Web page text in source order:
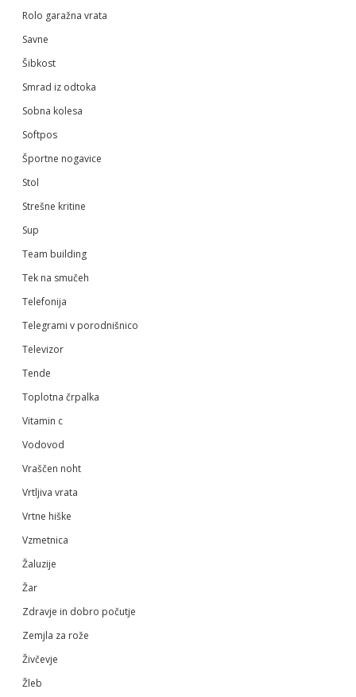
Rolo garažna vrata
Savne
Šibkost
Smrad iz odtoka
Sobna kolesa
Softpos
Športne nogavice
Stol
Strešne kritine
Sup
Team building
Tek na smučeh
Telefonija
Telegrami v porodnišnico
Televizor
Tende
Toplotna črpalka
Vitamin c
Vodovod
Vraščen noht
Vrtljiva vrata
Vrtne hiške
Vzmetnica
Žaluzije
Žar
Zdravje in dobro počutje
Zemjla za rože
Živčevje
Žleb